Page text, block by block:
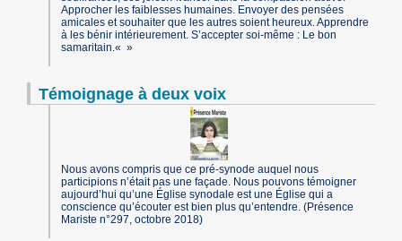
Approcher les faiblesses humaines. Envoyer des pensées
amicales et souhaiter que les autres soient heureux. Apprendre
à les bénir intérieurement. S’accepter soi-même : Le bon
samaritain.
Témoignage à deux voix
Nous avons compris que ce pré-synode auquel nous
participions n’était pas une façade. Nous pouvons témoigner
aujourd’hui qu’une Église synodale est une Église qui a
conscience qu’écouter est bien plus qu’entendre. (Présence
Mariste n°297, octobre 2018)